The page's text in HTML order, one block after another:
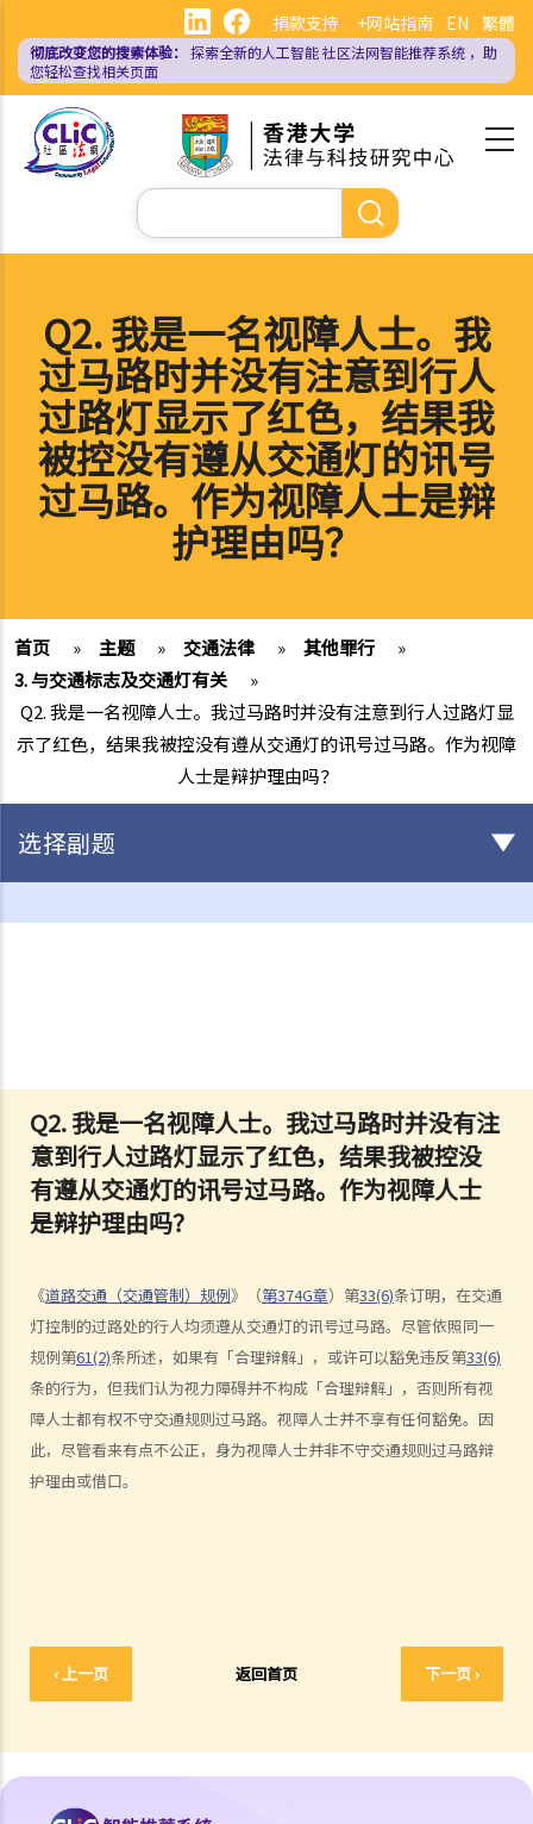
主
EN 繁體
捐款支持 +网站指南
彻底改变您的搜索体验： 探索全新的人工智能社区法网智能推荐系统 ，助
您轻松查找相关页面
搜
索
Q2. 我是一名视障人士。我
过马路时并没有注意到行人
过路灯显示了红色，结果我
被控没有遵从交通灯的讯号
过马路。作为视障人士是辩
护理由吗？
首页 » 主题 » 交通法律 » 其他罪行
»
3. 与交通标志及交通灯有关
»
Q2. 我是一名视障人士。我过马路时并没有注意到行人过路灯显
示了红色，结果我被控没有遵从交通灯的讯号过马路。作为视障
人士是辩护理由吗？
Q2. 我是一名视障人士。我过马路时并没有注
意到行人过路灯显示了红色，结果我被控没
有遵从交通灯的讯号过马路。作为视障人士
是辩护理由吗？
《道路交通（交通管制）规例》（第374G章）第33(6)条订明，在交通
灯控制的过路处的行人均须遵从交通灯的讯号过马路。尽管依照同一
规例第61(2)条所述，如果有「合理辩解」，或许可以豁免违反第33(6)
条的行为，但我们认为视力障碍并不构成「合理辩解」，否则所有视
障人士都有权不守交通规则过马路。视障人士并不享有任何豁免。因
此，尽管看来有点不公正，身为视障人士并非不守交通规则过马路辩
护理由或借口。
‹ 上一页 返回首页 下一页 ›
选择副题
驾驶
a. 没有遵守安全停车距离及从后撞击
b. 没有察看清楚而倒车
c. 不安全地超车
d. 撞倒行人
危险驾驶
1. 「危险」
2. 「对一个合格而谨慎的驾驶人而言，该人以该方式驾驶汽车会属危
险，会是显然易见的」
3. 危险驾驶的典型例子
a. 赛车
个案：R女士驾驶车辆，以时速100公里冲过两个红灯，然后跨越道路分
界线，撞上一辆停在对面行车线路旁的车辆。R女士被控危险驾驶。她
辩称视线被树木阻挡，以致看不到红灯，她当时已竭尽所能控制车辆，
吗？
判决摘要：发生交通意外导致财物损毁，甚至造成人命伤亡的严重后